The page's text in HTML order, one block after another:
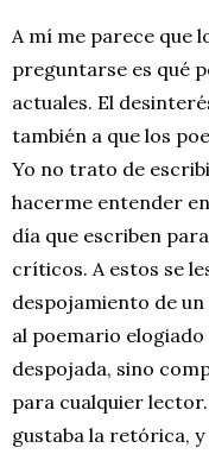
A mí me parece que
preguntarse es qué
actuales. El
también a que los
Yo no trato de
hacerme entender
día que escriben
críticos. A estos se
despojamiento de un
al poemario
despojada, sino
para cualquier
gustaba la retórica,